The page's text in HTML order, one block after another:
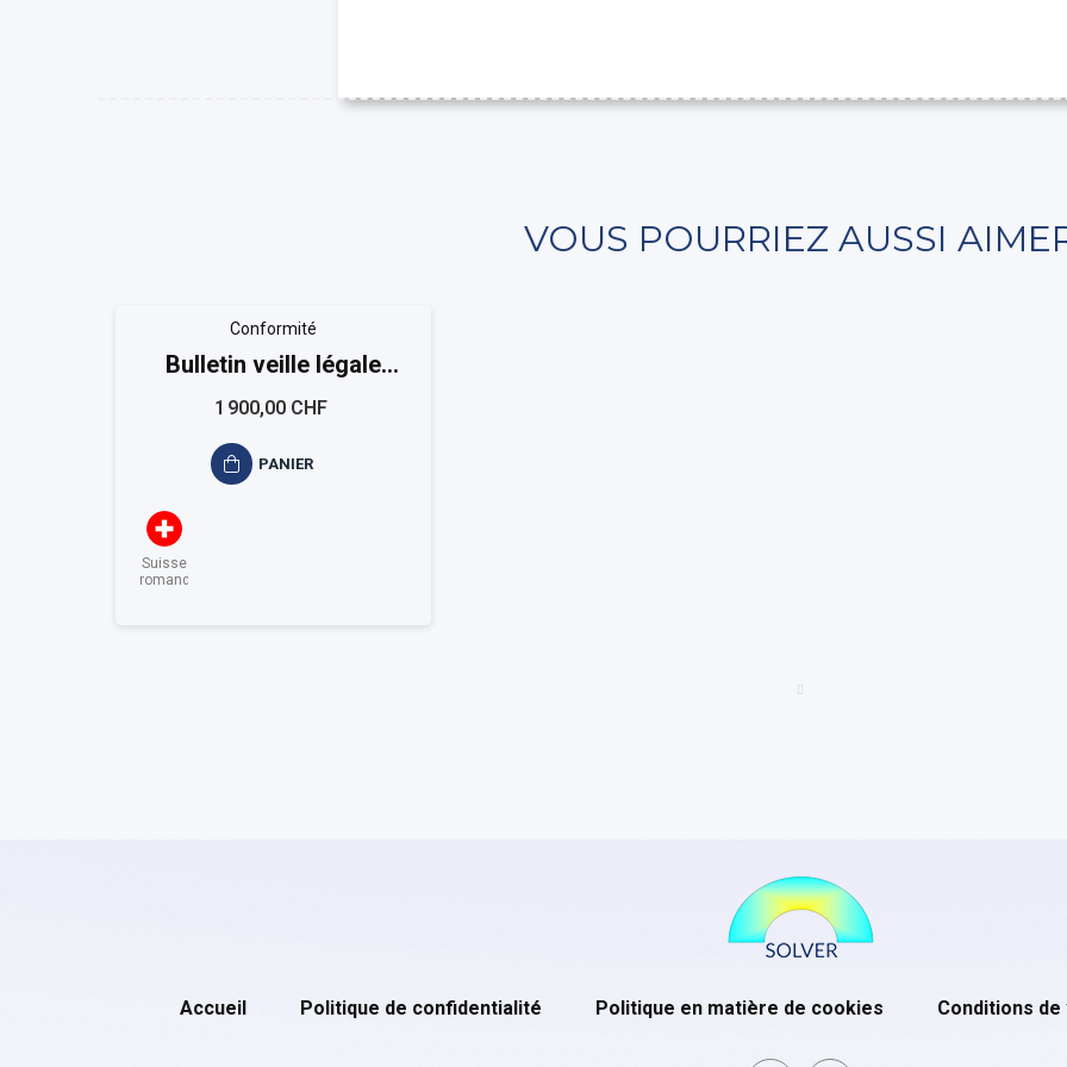
VOUS POURRIEZ AUSSI
Conformité
Bulletin veille légale
EASYCOMPLIANCE -
"Services financiers"
1 900,00 CHF
PANIER
Suisse
romande
Accueil Politique de confidentialité Politique en matière de cookies Conditions